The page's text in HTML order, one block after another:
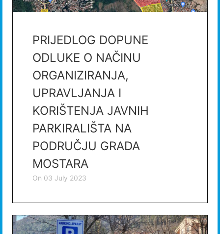
PRIJEDLOG DOPUNE
ODLUKE O NAČINU
ORGANIZIRANJA,
UPRAVLJANJA I
KORIŠTENJA JAVNIH
PARKIRALIŠTA NA
PODRUČJU GRADA
MOSTARA
on 03 July 2023